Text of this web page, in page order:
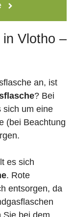
Vlotho –
an, ist
? Bei
sich um eine
(bei Beachtung
es sich
. Rote
entsorgen, da